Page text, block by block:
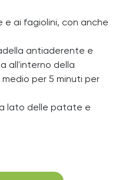
e ai fagiolini, con anche
antiaderente e
all'interno della
per 5 minuti per
lato delle patate e